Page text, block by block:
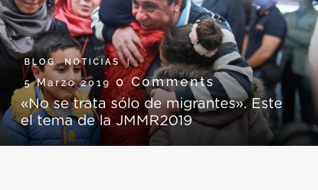
BLOG ,NOTICIAS
5 Marzo 20190 Comments
«No se trata sólo de migrantes». Este
el tema de la JMMR2019